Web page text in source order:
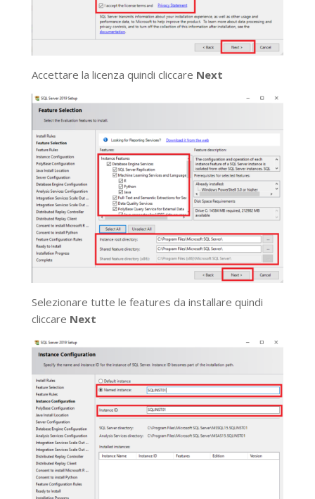
Accettare la licenza quindi cliccare Next
Selezionare tutte le features da installare quindi
cliccare Next